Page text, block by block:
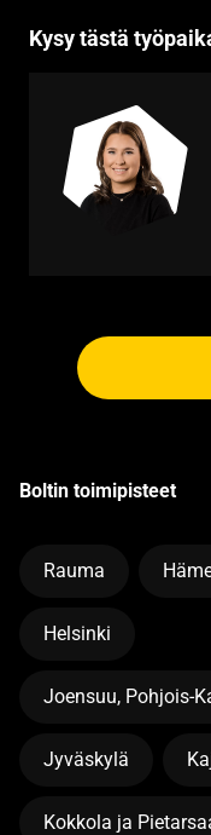
Kysy tästä
Boltin toimipisteet
Rauma
Helsinki
Joensuu, Pohjois-
Jyväskylä
Kokkola ja